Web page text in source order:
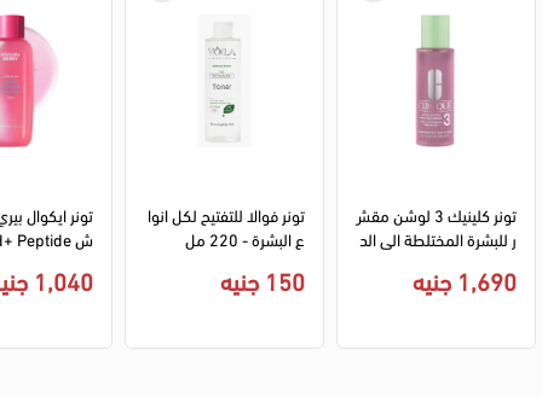
تونر كلينيك 3 لوشن مقش
ر للبشرة المختلطة الى الد
1,690 جنيه
تونر فوالا للتفتيح لكل انوا
ع البشرة - 220 مل
150 جنيه
تونر ايكوال
- 150 مل
1,040 جنيه